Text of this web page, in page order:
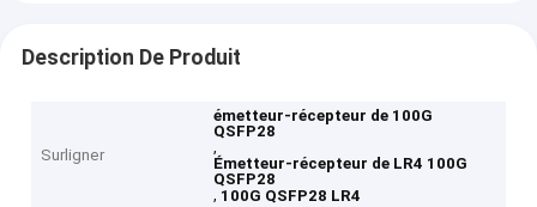
Description De Produit
Surligner
émetteur-récepteur de 100G
QSFP28
,
Émetteur-récepteur de LR4 100G
QSFP28
, 100G QSFP28 LR4